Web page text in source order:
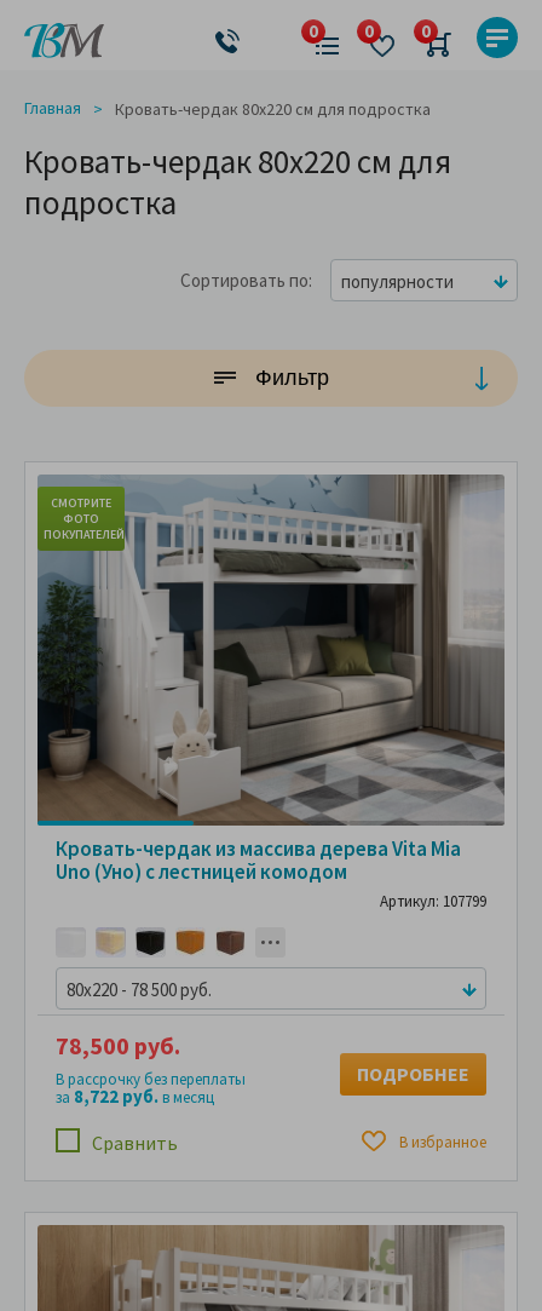
Главная Кровать-чердак 80x220 см для подростка
Кровать-чердак 80x220 см для
подростка
Сортировать по популярности
Фильтр
СМОТРИТЕ
ФОТО
ПОКУПАТЕЛЕЙ
Кровать-чердак из массива дерева Vita Mia
Uno (Уно) с лестницей комодом
Артикул: 107799
80x220 - 78 500 руб.
Сравнить В избранное
78,500 руб.
В рассрочку без переплаты
за 8,722 руб.в месяц
ПОДРОБНЕЕ